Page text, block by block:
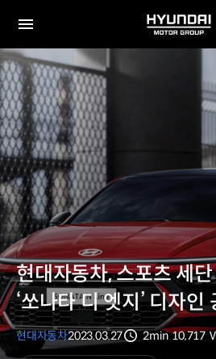
전체
메뉴
HYUNDAI
MOTOR
현대자동차, 스포츠 세
‘쏘나타 디 엣지’ 디자인
현대자동차2023.03.27
2min 10,717